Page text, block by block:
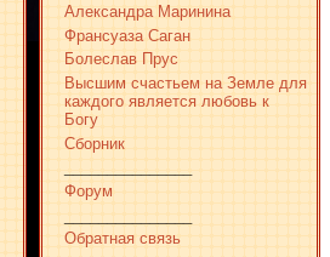
Александра Маринина
Франсуаза Саган
Болеслав Прус
Высшим счастьем на Земле для
каждого является любовь к
Богу
Сборник
Форум
Обратная связь